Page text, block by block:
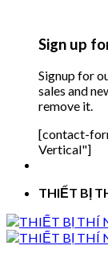
Sign up
Signup for
sales and
remove it.
[contact-
Vertical"]
THIẾT BỊ